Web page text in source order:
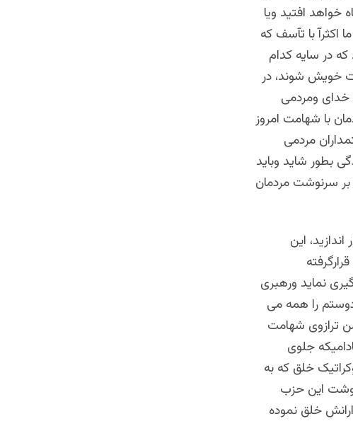
خواهد افتید ویا
اکثرآ با تآسف که
در سایه کدام
خویش شوند، در
ومردمی
با شهامت امروز
مردمی
بطور شاید وباید
بر سرنوشت مردمان
این
نماید ورهبری
را همه می
ترازوی شهامت
جلوی
خلق که به
این حزب
خلق نموده